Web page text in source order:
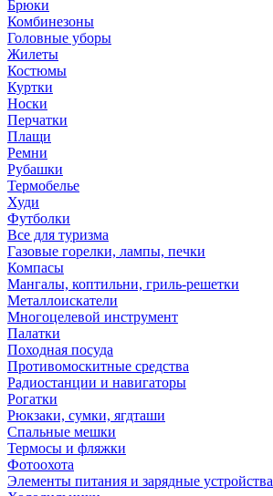
Брюки
Комбинезоны
Головные уборы
Жилеты
Костюмы
Куртки
Носки
Перчатки
Плащи
Ремни
Рубашки
Термобелье
Худи
Футболки
Все для туризма
Газовые горелки, лампы, печки
Компасы
Мангалы, коптильни, гриль-решетки
Металлоискатели
Многоцелевой инструмент
Палатки
Походная посуда
Противомоскитные средства
Радиостанции и навигаторы
Рогатки
Рюкзаки, сумки, ягдташи
Спальные мешки
Термосы и фляжки
Фотоохота
Элементы питания и зарядные устройства